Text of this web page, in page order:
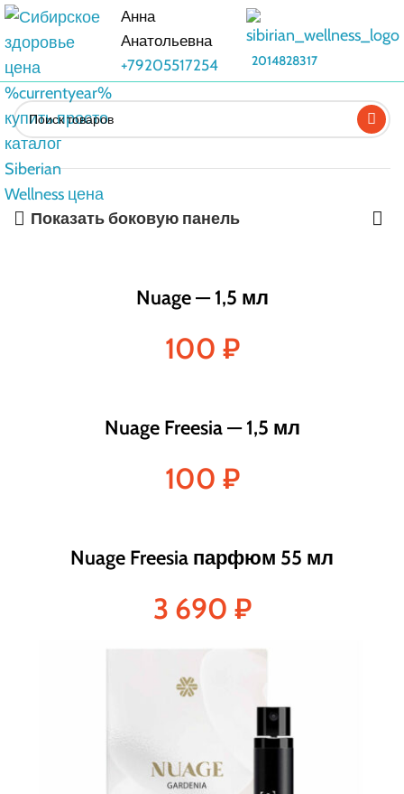
Анна
Анатольевна
+79205517254
2014828317
Показать боковую панель
Nuage — 1,5 мл
100 ₽
Nuage Freesia — 1,5 мл
100 ₽
Nuage Freesia парфюм 55 мл
3 690 ₽